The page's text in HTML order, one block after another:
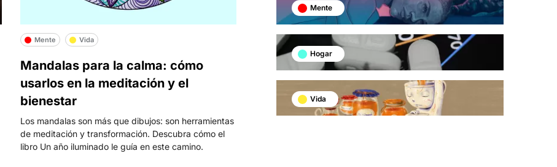
Mente Vida
Mandalas para la calma: cómo
usarlos en la meditación y el
bienestar
Los mandalas son más que dibujos: son herramientas
de meditación y transformación. Descubra cómo el
libro Un año iluminado le guía en este camino.
Mente
Hogar
Vida